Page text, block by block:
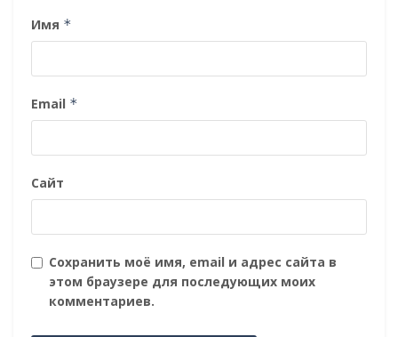
Имя *
Email *
Сайт
Сохранить моё имя, email и адрес сайта в
этом браузере для последующих моих
комментариев.